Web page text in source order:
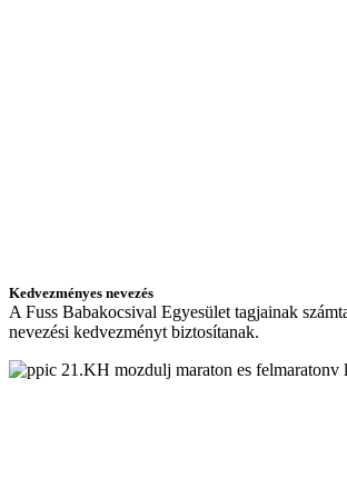
Kedvezményes nevezés
A Fuss Babakocsival Egyesület tagjainak
nevezési kedvezményt biztosítanak.